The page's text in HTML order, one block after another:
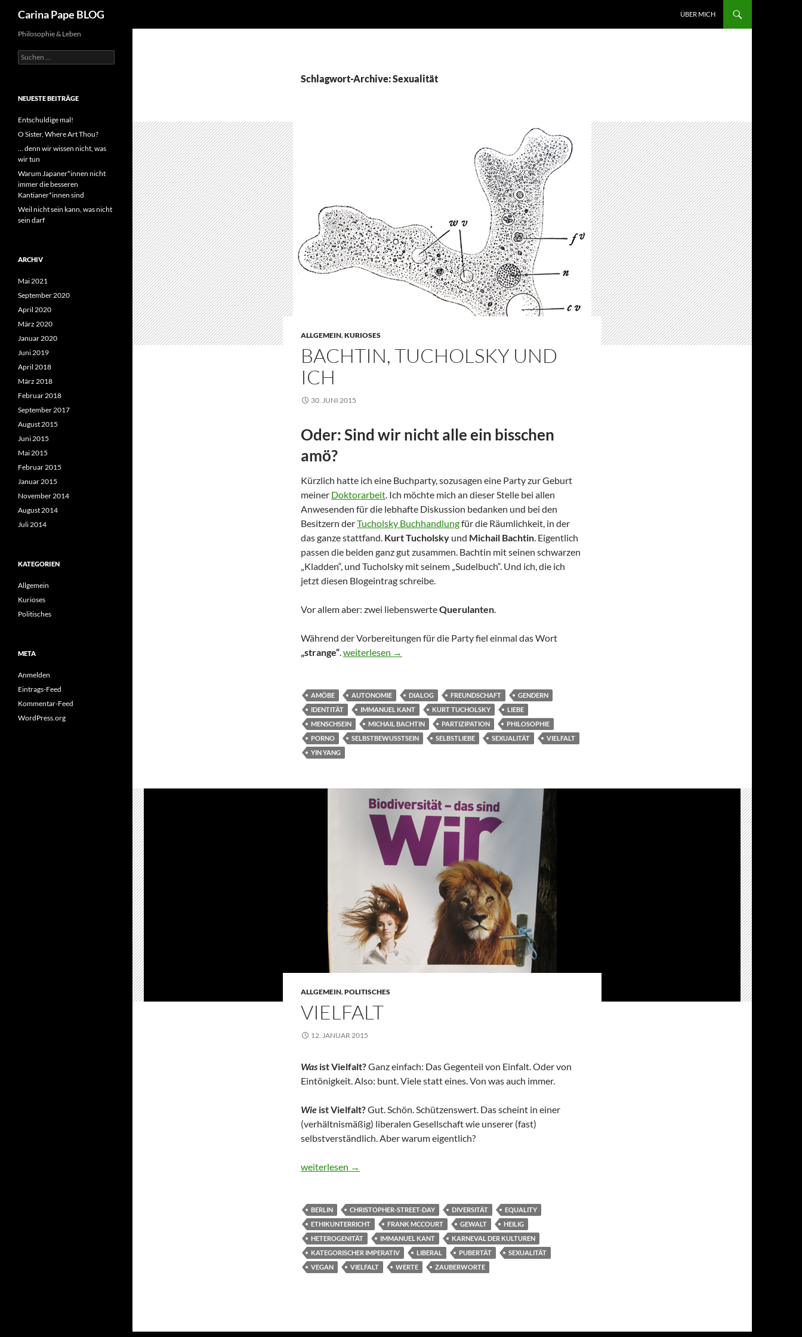
Carina Pape BLOG
ÜBER MICH
Schlagwort-Archive: Sexualität
ALLGEMEIN,KURIOSES
BACHTIN, TUCHOLSKY UND
ICH
30. JUNI 2015
Oder: Sind wir nicht alle ein bisschen
amö?
Kürzlich hatte ich eine Buchparty, sozusagen eine Party zur Geburt
meiner Doktorarbeit. Ich möchte mich an dieser Stelle bei allen
Anwesenden für die lebhafte Diskussion bedanken und bei den
Besitzern derTucholsky Buchhandlungfür die Räumlichkeit, in der
das ganze stattfand. Kurt Tucholsky und Michail Bachtin. Eigentlich
passen die beiden ganz gut zusammen. Bachtin mit seinen schwarzen
„Kladden“, und Tucholsky mit seinem „Sudelbuch“. Und ich, die ich
jetzt diesen Blogeintrag schreibe.
Vor allem aber: zwei liebenswerteQuerulanten.
Während der Vorbereitungen für die Party fiel einmal das Wort
„strange“.Bachtin, Tucholsky und ich
weiterlesen →
AMÖBE AUTONOMIE DIALOG FREUNDSCHAFT
GENDERN
IDENTITÄT
IMMANUEL KANT KURT TUCHOLSKY
LIEBE
MENSCHSEIN
MICHAIL BACHTIN PARTIZIPATION
PHILOSOPHIE
PORNO
SELBSTBEWUSSTSEIN SELBSTLIEBE SEXUALITÄT
VIELFALT
YIN YANG
ALLGEMEIN,POLITISCHES
VIELFALT
12. JANUAR 2015
Was ist Vielfalt?Ganz einfach: Das Gegenteil von Einfalt. Oder von
Eintönigkeit. Also: bunt. Viele statt eines. Von was auch immer.
Wie ist Vielfalt?Gut. Schön. Schützenswert. Das scheint in einer
(verhältnismäßig) liberalen Gesellschaft wie unserer (fast)
selbstverständlich. Aber warum eigentlich?
Vielfalt
weiterlesen →
BERLIN CHRISTOPHER-STREET-DAY DIVERSITÄT
EQUALITY
ETHIKUNTERRICHT
FRANK MCCOURT GEWALT
HEILIG
HETEROGENITÄT
IMMANUEL KANT
KARNEVAL DER KULTUREN
KATEGORISCHER IMPERATIV
LIBERAL PUBERTÄT
SEXUALITÄT
VEGAN
VIELFALT WERTE ZAUBERWORTE
Philosophie & Leben
Suchen
nach:
NEUESTE BEITRÄGE
Entschuldige mal!
O Sister, Where Art Thou?
… denn wir wissen nicht, was
wir tun
Warum Japaner*innen nicht
immer die besseren
Kantianer*innen sind
Weil nicht sein kann, was nicht
sein darf
ARCHIV
Mai 2021
September 2020
April 2020
März 2020
Januar 2020
Juni 2019
April 2018
März 2018
Februar 2018
September 2017
August 2015
Juni 2015
Mai 2015
Februar 2015
Januar 2015
November 2014
August 2014
Juli 2014
KATEGORIEN
Allgemein
Kurioses
Politisches
META
Anmelden
Eintrags-Feed
Kommentar-Feed
WordPress.org